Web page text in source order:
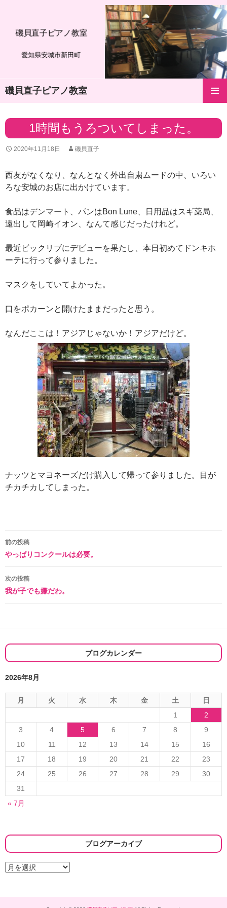
愛知県安城市新田町
磯貝直子ピアノ教室
磯貝直子ピアノ教室
テ
へ
キ
ッ
1時間もうろついてしまった。
2020年11月18日 磯貝直子
西友がなくなり、なんとなく外出自粛ムードの中、いろい
ろな安城のお店に出かけています。
食品はデンマート、パンはBon Lune、日用品はスギ薬局、
遠出して岡崎イオン、なんて感じだったけれど。
最近ビックリブにデビューを果たし、本日初めてドンキホ
ーテに行って参りました。
マスクをしていてよかった。
口をポカーンと開けたままだったと思う。
なんだここは！アジアじゃないか！アジアだけど。
ナッツとマヨネーズだけ購入して帰って参りました。目が
チカチカしてしまった。
投
稿
ナ
ビ
ー
シ
ョ
ン
前の投稿
やっぱりコンクールは必要。
次の投稿
我が子でも嫌だわ。
ブログカレンダー
2026年8月
月 火 水 木 金 土
日
1
2
3
4 5 6 7 8
9
10
11 12 13 14 15
16
17
18 19 20 21 22
23
24
25 26 27 28 29
30
31
« 7月
ブログアーカイブ
ブ
ロ